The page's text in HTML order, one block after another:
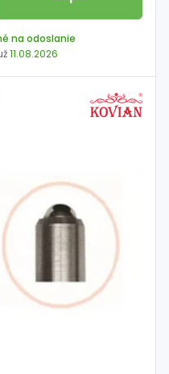
na odoslanie
11.08.2026